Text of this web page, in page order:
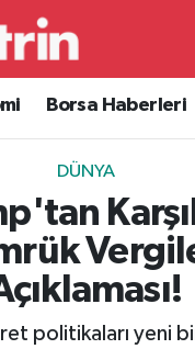
Borsa Haberleri
DÜNYA
politikaları yeni
Durumu ve Fikstür
Haberleri